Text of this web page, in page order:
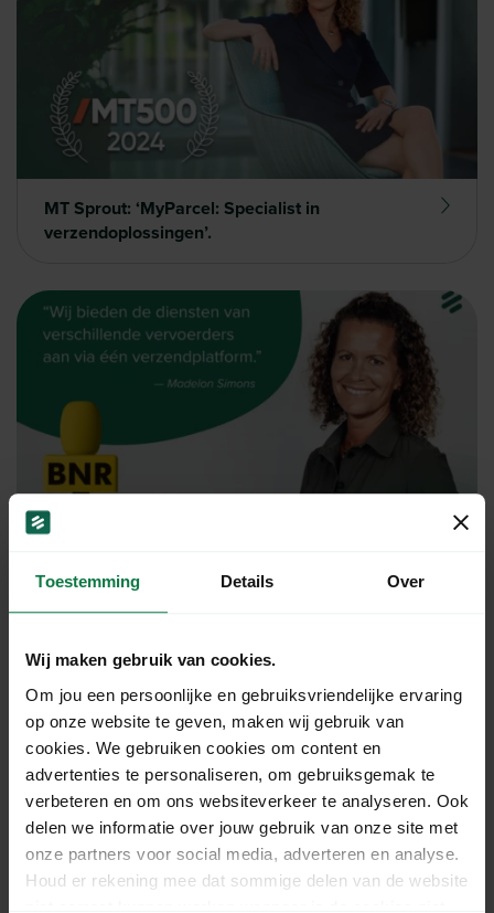
Toestemming Details Over
Wij maken gebruik van cookies.
Om jou een persoonlijke en gebruiksvriendelijke ervaring
op onze website te geven, maken wij gebruik van
cookies. We gebruiken cookies om content en
advertenties te personaliseren, om gebruiksgemak te
verbeteren en om ons websiteverkeer te analyseren. Ook
delen we informatie over jouw gebruik van onze site met
onze partners voor social media, adverteren en analyse.
Houd er rekening mee dat sommige delen van de website
MT Sprout: ‘MyParcel: Specialist in
verzendoplossingen’.
businessmodellen’: De cruciale rol van